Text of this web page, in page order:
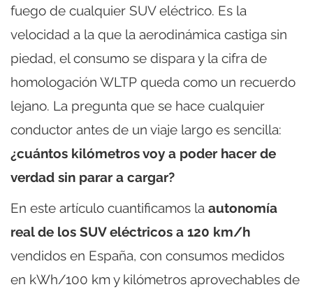
fuego de cualquier SUV eléctrico. Es la
velocidad a la que la aerodinámica castiga sin
piedad, el consumo se dispara y la cifra de
homologación WLTP queda como un recuerdo
lejano. La pregunta que se hace cualquier
conductor antes de un viaje largo es sencilla:
¿cuántos kilómetros voy a poder hacer de
verdad sin parar a cargar?
En este artículo cuantificamos la autonomía
real de los SUV eléctricos a 120 km/h
vendidos en España, con consumos medidos
en kWh/100 km y kilómetros aprovechables de